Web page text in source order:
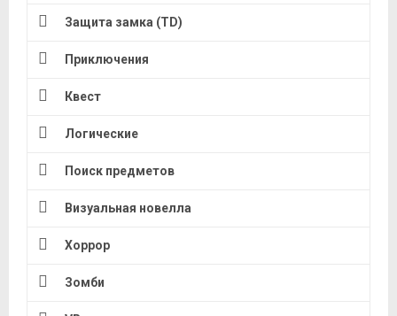
Защита замка (TD)
Приключения
Квест
Логические
Поиск предметов
Визуальная новелла
Хоррор
Зомби